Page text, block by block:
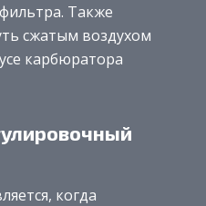
Также
сжатым воздухом
карбюратора
когда